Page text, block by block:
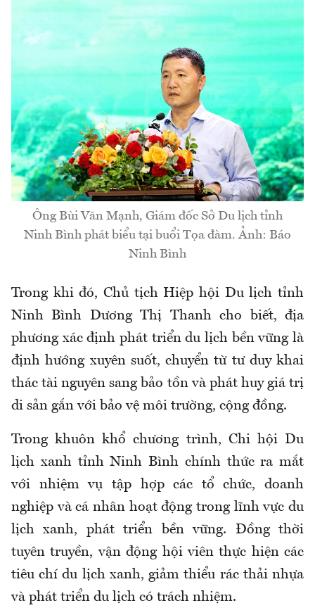
Ông Bùi Văn Mạnh, Giám đốc Sở Du lịch tỉnh
Ninh Bình phát biểu tại buổi Tọa đàm. Ảnh: Báo
Ninh Bình
Trong khi đó, Chủ tịch Hiệp hội Du lịch tỉnh
Ninh Bình Dương Thị Thanh cho biết, địa
phương xác định phát triển du lịch bền vững là
định hướng xuyên suốt, chuyển từ tư duy khai
thác tài nguyên sang bảo tồn và phát huy giá trị
di sản gắn với bảo vệ môi trường, cộng đồng.
Trong khuôn khổ chương trình, Chi hội Du
lịch xanh tỉnh Ninh Bình chính thức ra mắt
với nhiệm vụ tập hợp các tổ chức, doanh
nghiệp và cá nhân hoạt động trong lĩnh vực du
lịch xanh, phát triển bền vững. Đồng thời
tuyên truyền, vận động hội viên thực hiện các
tiêu chí du lịch xanh, giảm thiểu rác thải nhựa
và phát triển du lịch có trách nhiệm.